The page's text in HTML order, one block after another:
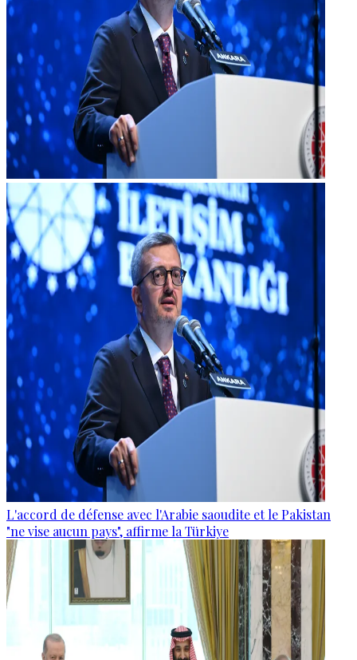
L'accord de défense avec l'Arabie saoudite et le Pakistan
"ne vise aucun pays", affirme la Türkiye